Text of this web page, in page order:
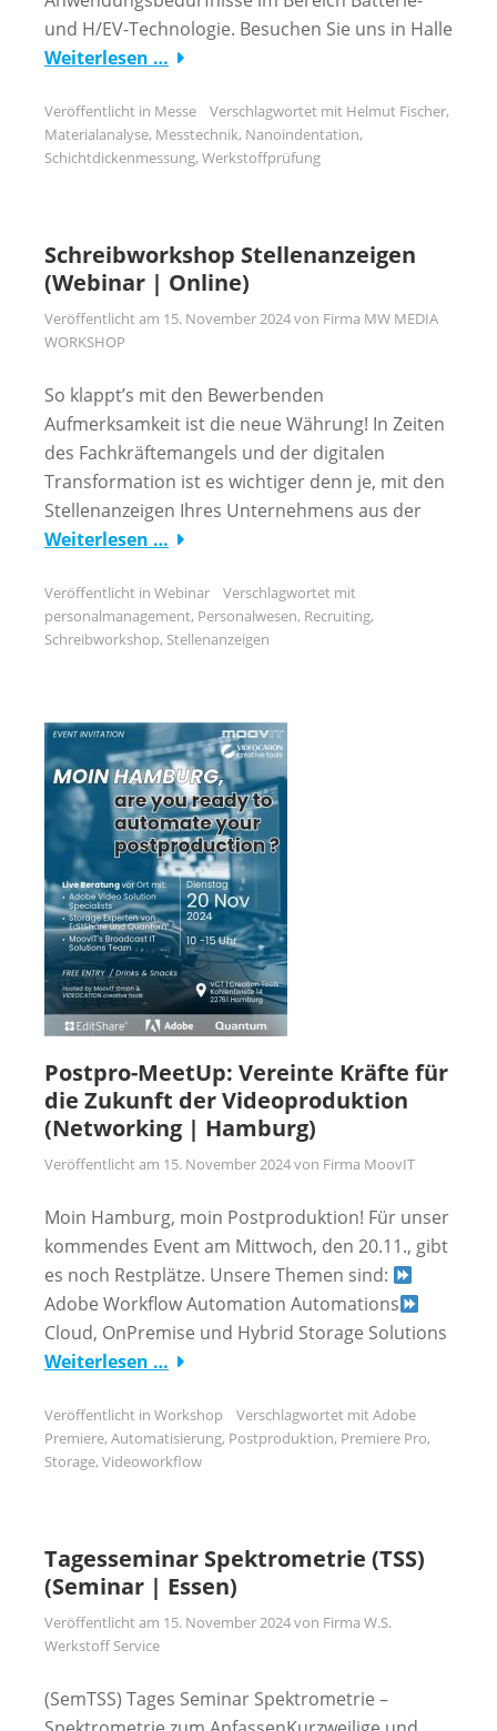
und H/EV-Technologie. Besuchen Sie uns in Halle
Weiterlesen …
Veröffentlicht in Messe Verschlagwortet mit Helmut Fischer,
Materialanalyse, Messtechnik, Nanoindentation,
Schichtdickenmessung, Werkstoffprüfung
Schreibworkshop Stellenanzeigen
(Webinar | Online)
Veröffentlicht am 15. November 2024von Firma MW MEDIA
WORKSHOP
So klappt’s mit den Bewerbenden
Aufmerksamkeit ist die neue Währung! In Zeiten
des Fachkräftemangels und der digitalen
Transformation ist es wichtiger denn je, mit den
Stellenanzeigen Ihres Unternehmens aus der
Weiterlesen …
Veröffentlicht in Webinar
Verschlagwortet mit
personalmanagement, Personalwesen, Recruiting,
Schreibworkshop, Stellenanzeigen
Postpro-MeetUp: Vereinte Kräfte für
die Zukunft der Videoproduktion
(Networking | Hamburg)
Veröffentlicht am 15. November 2024von Firma MoovIT
Moin Hamburg, moin Postproduktion! Für unser
kommendes Event am Mittwoch, den 20.11., gibt
es noch Restplätze. Unsere Themen sind:
Adobe Workflow Automation Automations
Cloud, OnPremise und Hybrid Storage Solutions
Weiterlesen …
Veröffentlicht in Workshop Verschlagwortet mitAdobe
Premiere, Automatisierung, Postproduktion, Premiere Pro,
Storage, Videoworkflow
Tagesseminar Spektrometrie (TSS)
(Seminar | Essen)
Veröffentlicht am 15. November 2024von Firma W.S.
Werkstoff Service
(SemTSS) Tages Seminar Spektrometrie –